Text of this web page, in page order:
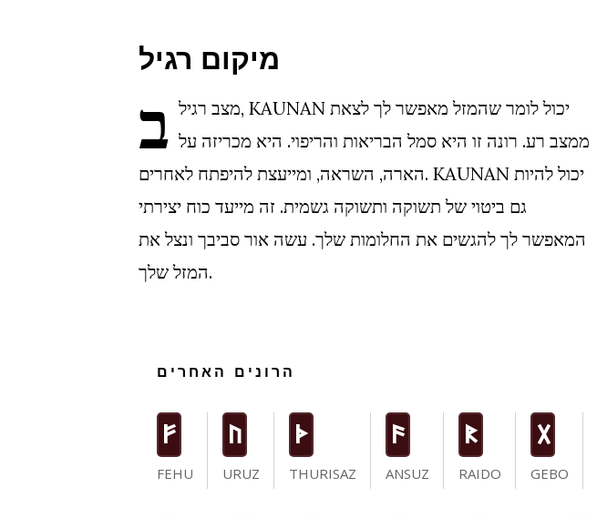
מיקום רגיל
ב מצב רגיל, KAUNAN יכול לומר שהמזל מאפשר לך לצאת
ממצב רע. רונה זו היא סמל הבריאות והריפוי. היא מכריזה על
הארה, השראה, ומייעצת להיפתח לאחרים. KAUNAN יכול להיות
גם ביטוי של תשוקה ותשוקה גשמית. זה מייעד כוח יצירתי
המאפשר לך להגשים את החלומות שלך. עשה אור סביבך ונצל את
המזל שלך.
הרונים האחרים
F
FEHU
U
URUZ
T
THURISAZ
a
ANSUZ
R
RAIDO
G
GEBO